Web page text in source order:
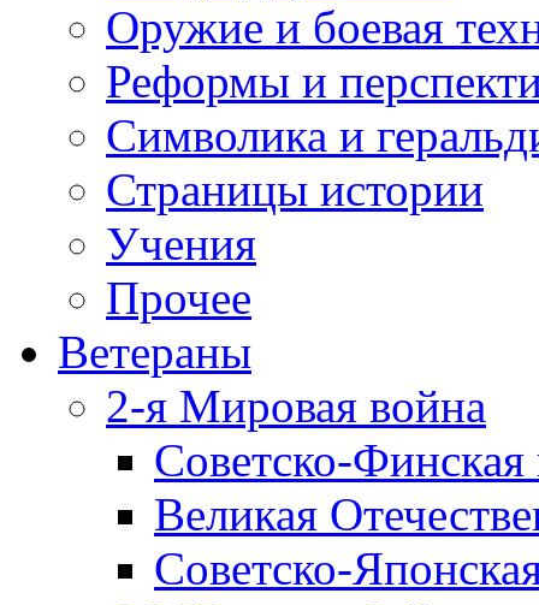
Оружие и боевая
Реформы и
Символика и
Страницы истории
Учения
Прочее
Ветераны
2-я Мировая война
Советско-
Великая
Советско-